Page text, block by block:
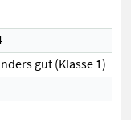
gut (Klasse 1)